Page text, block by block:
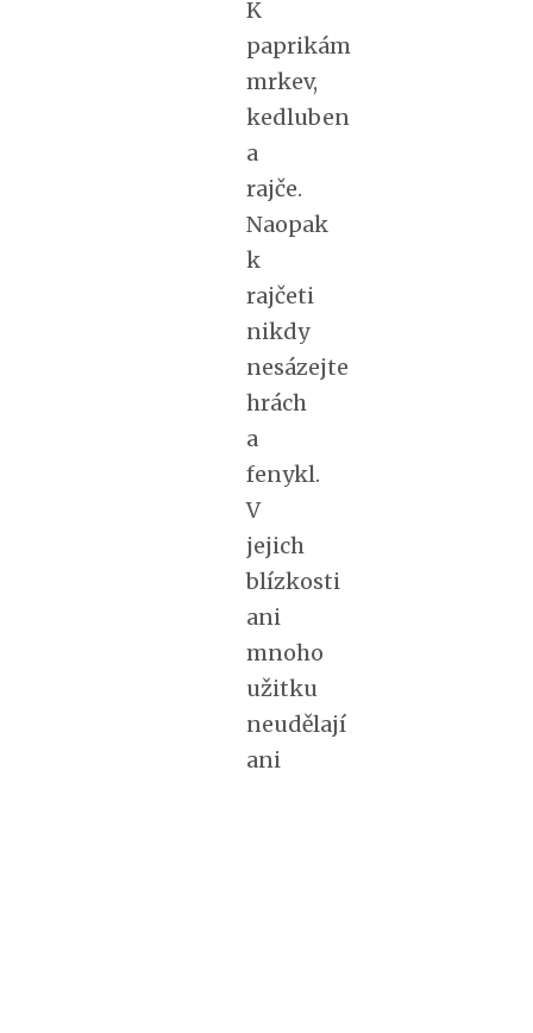
K
paprikám
mrkev,
kedluben
a
rajče.
Naopak
k
rajčeti
nikdy
nesázejte
hrách
a
fenykl.
V
jejich
blízkosti
ani
mnoho
užitku
neudělají
ani